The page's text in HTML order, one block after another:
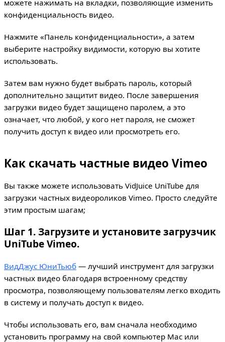
можете нажимать на вкладки, позволяющие изменить
конфиденциальность видео.
Нажмите «Панель конфиденциальности», а затем
выберите настройку видимости, которую вы хотите
использовать.
Затем вам нужно будет выбрать пароль, который
дополнительно защитит видео. После завершения
загрузки видео будет защищено паролем, а это
означает, что любой, у кого нет пароля, не сможет
получить доступ к видео или просмотреть его.
Как скачать частные видео Vimeo
Вы также можете использовать VidJuice UniTube для
загрузки частных видеороликов Vimeo. Просто следуйте
этим простым шагам;
Шаг 1. Загрузите и установите загрузчик
UniTube Vimeo.
ВидДжус ЮниТьюб — лучший инструмент для загрузки
частных видео благодаря встроенному средству
просмотра, позволяющему пользователям легко входить
в систему и получать доступ к видео.
Чтобы использовать его, вам сначала необходимо
установить программу на свой компьютер Mac или